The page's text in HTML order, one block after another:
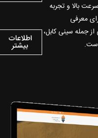
بالا و تجربه
معرفی
جمله سینی کابل،
اطلاعات
بیشتر